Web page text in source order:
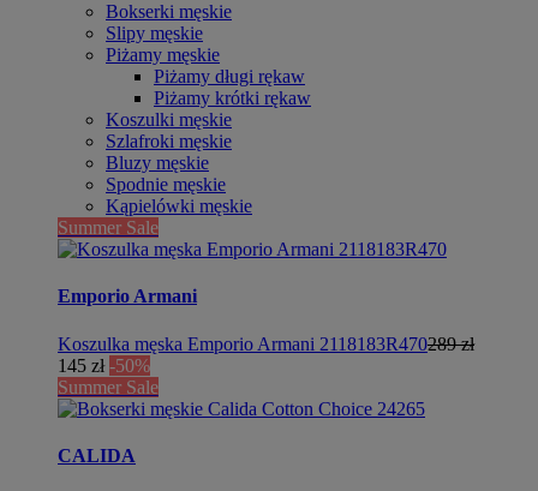
Bokserki męskie
Slipy męskie
Piżamy męskie
Piżamy długi rękaw
Piżamy krótki rękaw
Koszulki męskie
Szlafroki męskie
Bluzy męskie
Spodnie męskie
Kąpielówki męskie
Summer Sale
Emporio Armani
Koszulka męska Emporio Armani 2118183R470289 zł
145 zł -50%
Summer Sale
CALIDA